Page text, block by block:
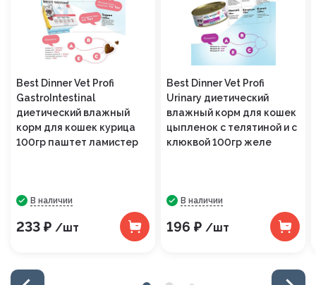
Best Dinner Vet Profi
GastroIntestinal
диетический влажный
корм для кошек курица
100гр паштет ламистер
В наличии
233 ₽ /шт
Best Dinner Vet Profi
Urinary диетический
влажный корм для кошек
цыпленок с телятиной и с
клюквой 100гр желе
В наличии
196 ₽ /шт